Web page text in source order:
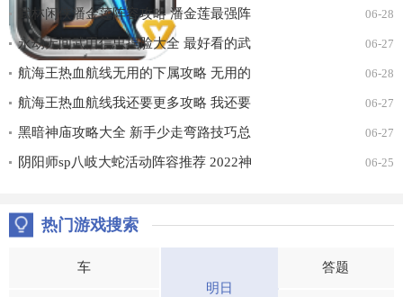
武林闲侠潘金莲阵容攻略 潘金莲最强阵
容搭配推荐
06-28
永劫无间武田信忠捏脸大全 最好看的武
田信忠捏脸数据一览
06-27
航海王热血航线无用的下属攻略 无用的
下属探索通关打法详解
06-28
航海王热血航线我还要更多攻略 我还要
更多无尽探索通关打法详解
06-27
黑暗神庙攻略大全 新手少走弯路技巧总
汇
06-27
阴阳师sp八岐大蛇活动阵容推荐 2022神 06-25
热门游戏搜索
车
明日
答题